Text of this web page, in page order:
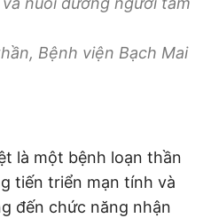
Bệnh viện Bạch Mai
là một bệnh loạn thần
tiến triển mạn tính và
đến chức năng nhận